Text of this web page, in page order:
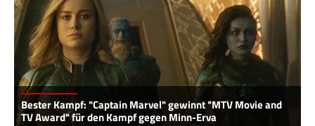
Bester Kampf: "Captain Marvel" gewinnt "MTV Movie and
TV Award" für den Kampf gegen Minn-Erva